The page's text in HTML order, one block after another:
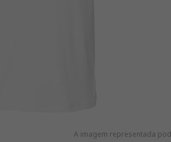
A imagem representada